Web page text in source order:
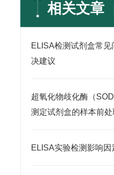
相关文章
ELISA检测试剂盒常见
决建议
超氧化物歧化酶（
测定试剂盒的样本前处
ELISA实验检测影响因